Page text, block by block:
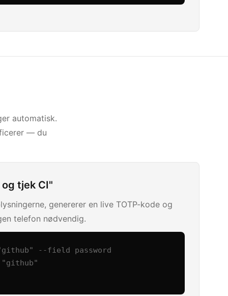
automatisk.
— du
tjek CI"
genererer en live TOTP-kode og
telefon nødvendig.
--field password